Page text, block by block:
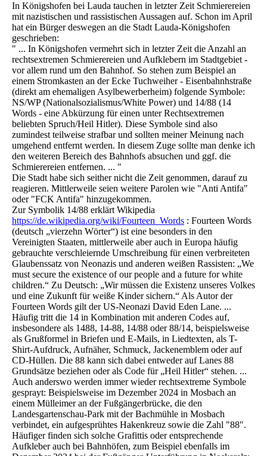
In Königshofen bei Lauda tauchen in letzter Zeit Schmierereien
mit nazistischen und rassistischen Aussagen auf. Schon im April
hat ein Bürger deswegen an die Stadt Lauda-Königshofen
geschrieben:
" ... In Königshofen vermehrt sich in letzter Zeit die Anzahl an
rechtsextremen Schmierereien und Aufklebern im Stadtgebiet -
vor allem rund um den Bahnhof. So stehen zum Beispiel an
einem Stromkasten an der Ecke Tuchweiher - Eisenbahnhstraße
(direkt am ehemaligen Asylbewerberheim) folgende Symbole:
NS/WP (Nationalsozialismus/White Power) und 14/88 (14
Words - eine Abkürzung für einen unter Rechtsextremen
beliebten Spruch/Heil Hitler). Diese Symbole sind also
zumindest teilweise strafbar und sollten meiner Meinung nach
umgehend entfernt werden. In diesem Zuge sollte man denke ich
den weiteren Bereich des Bahnhofs absuchen und ggf. die
Schmierereien entfernen. ... "
Die Stadt habe sich seither nicht die Zeit genommen, darauf zu
reagieren. Mittlerweile seien weitere Parolen wie "Anti Antifa"
oder "FCK Antifa" hinzugekommen.
Zur Symbolik 14/88 erklärt Wikipedia
https://de.wikipedia.org/wiki/Fourteen_Words : Fourteen Words
(deutsch „vierzehn Wörter“) ist eine besonders in den
Vereinigten Staaten, mittlerweile aber auch in Europa häufig
gebrauchte verschleiernde Umschreibung für einen verbreiteten
Glaubenssatz von Neonazis und anderen weißen Rassisten: „We
must secure the existence of our people and a future for white
children.“ Zu Deutsch: „Wir müssen die Existenz unseres Volkes
und eine Zukunft für weiße Kinder sichern.“ Als Autor der
Fourteen Words gilt der US-Neonazi David Eden Lane. ...
Häufig tritt die 14 in Kombination mit anderen Codes auf,
insbesondere als 1488, 14-88, 14/88 oder 88/14, beispielsweise
als Grußformel in Briefen und E-Mails, in Liedtexten, als T-
Shirt-Aufdruck, Aufnäher, Schmuck, Jackenemblem oder auf
CD-Hüllen. Die 88 kann sich dabei entweder auf Lanes 88
Grundsätze beziehen oder als Code für „Heil Hitler“ stehen. ...
Auch anderswo werden immer wieder rechtsextreme Symbole
gesprayt: Beispielsweise im Dezember 2024 in Mosbach an
einem Mülleimer an der Fußgängerbrücke, die den
Landesgartenschau-Park mit der Bachmühle in Mosbach
verbindet, ein aufgesprühtes Hakenkreuz sowie die Zahl "88".
Häufiger finden sich solche Grafittis oder entsprechende
Aufkleber auch bei Bahnhöfen, zum Beispiel ebenfalls im